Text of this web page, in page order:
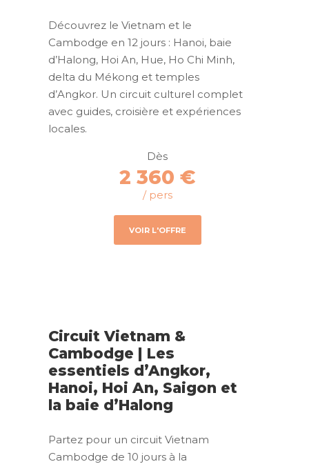
Découvrez le Vietnam et le
Cambodge en 12 jours : Hanoi, baie
d’Halong, Hoi An, Hue, Ho Chi Minh,
delta du Mékong et temples
d’Angkor. Un circuit culturel complet
avec guides, croisière et expériences
locales.
Dès
2 360 €
/ pers
VOIR L'OFFRE
Circuit Vietnam &
Cambodge | Les
essentiels d’Angkor,
Hanoi, Hoi An, Saigon et
la baie d’Halong
Partez pour un circuit Vietnam
Cambodge de 10 jours à la